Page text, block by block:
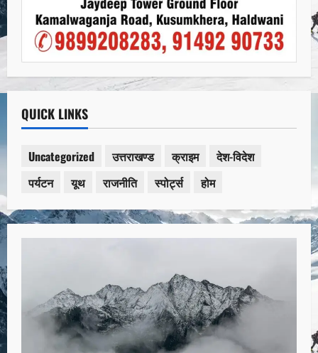
QUICK LINKS
Uncategorized उत्तराखण्ड क्राइम
देश-विदेश
पर्यटन
यूथ राजनीति स्पोर्ट्स होम